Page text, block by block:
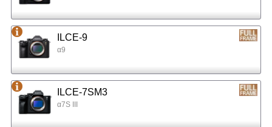
ILCE-9
α9
ILCE-7SM3
α7S III